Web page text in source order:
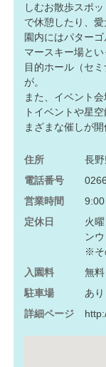
しむお散歩スポ
で休憩したり、
園内にはパター
マースキー場と
目的ホール（セ
が。
また、イベント
トイベントや星
まざまな催しが開
住所
長
電話番号
営業時間
9:00
定休日
火
ン
※そ
入園料
無料
駐車場
あり
詳細ページ